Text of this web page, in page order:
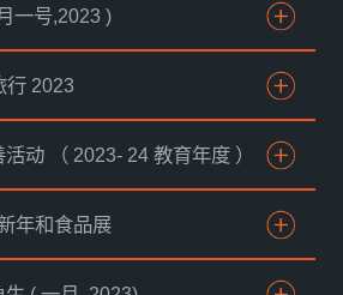
一号,2023 )
行 2023
动 （ 2023- 24 教育年度 ）
年和食品展